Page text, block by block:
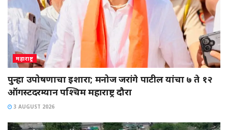
महाराष्ट्र
पुन्हा उपोषणाचा इशारा; मनोज जरांगे पाटील यांचा ७ ते १२
ऑगस्टदरम्यान पश्चिम महाराष्ट्र दौरा
3 AUGUST 2026